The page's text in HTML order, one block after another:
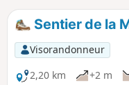
Sentier de la
Visorandonneur
2,20 km
+2 m